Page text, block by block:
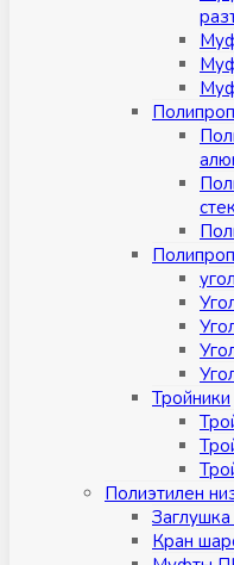
Тройники
Полиэтилен
Кран